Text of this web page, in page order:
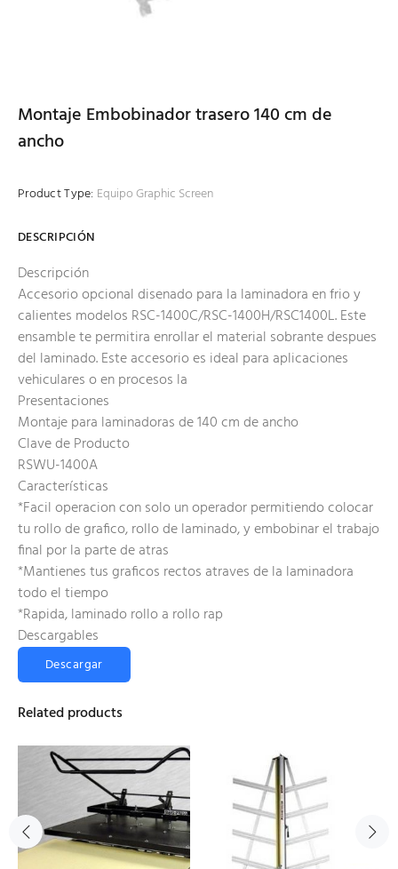
Montaje Embobinador trasero 140 cm de
ancho
Product Type: Equipo Graphic Screen
DESCRIPCIÓN
Descripción
Accesorio opcional disenado para la laminadora en frio y
calientes modelos RSC-1400C/RSC-1400H/RSC1400L. Este
ensamble te permitira enrollar el material sobrante despues
del laminado. Este accesorio es ideal para aplicaciones
vehiculares o en procesos la
Presentaciones
Montaje para laminadoras de 140 cm de ancho
Clave de Producto
RSWU-1400A
Características
*Facil operacion con solo un operador permitiendo colocar
tu rollo de grafico, rollo de laminado, y embobinar el trabajo
final por la parte de atras
*Mantienes tus graficos rectos atraves de la laminadora
todo el tiempo
*Rapida, laminado rollo a rollo rap
Descargables
Descargar
Related products